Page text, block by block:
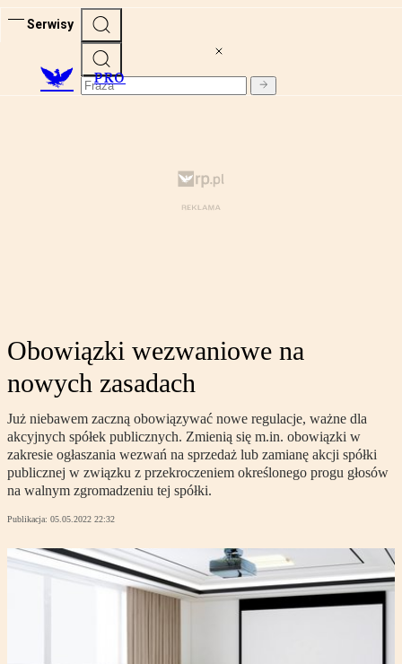
Serwisy
PRO
Obowiązki wezwaniowe na
nowych zasadach
Już niebawem zaczną obowiązywać nowe regulacje, ważne dla
akcyjnych spółek publicznych. Zmienią się m.in. obowiązki w
zakresie ogłaszania wezwań na sprzedaż lub zamianę akcji spółki
publicznej w związku z przekroczeniem określonego progu głosów
na walnym zgromadzeniu tej spółki.
Publikacja: 05.05.2022 22:32